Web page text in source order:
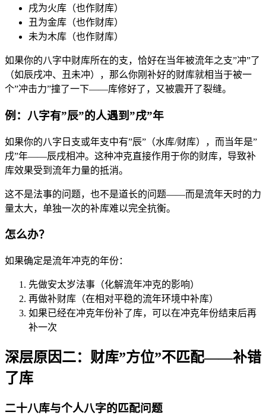
戌为火库（也作财库）
丑为金库（也作财库）
未为木库（也作财库）
如果你的八字中财库所在的支，恰好在当年被流年之支”冲”了
（如辰戌冲、丑未冲），那么你刚补好的财库就相当于被一
个”冲击力”撞了一下——库修好了，又被震开了裂缝。
例：八字有”辰”的人遇到”戌”年
如果你的八字日支或年支中有”辰”（水库/财库），而当年是”
戌”年——辰戌相冲。这种冲克直接作用于你的财库，导致补
库效果受到流年力量的抵消。
这不是法事的问题，也不是道长的问题——而是流年天时的力
量太大，单独一次的补库难以完全抗衡。
怎么办？
如果确定是流年冲克的年份：
先做安太岁法事（化解流年冲克的影响）
再做补财库（在相对平稳的流年环境中补库）
如果已经在冲克年份补了库，可以在冲克年份结束后再
补一次
深层原因二：财库”方位”不匹配——补错
了库
二十八库与个人八字的匹配问题